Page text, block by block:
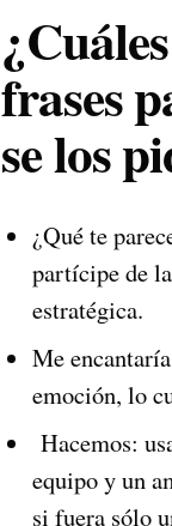
frases
se los
¿Qué te
partícipe de
estratégica.
Me
emoción, lo
Hacemos:
equipo y un
si fuera sólo